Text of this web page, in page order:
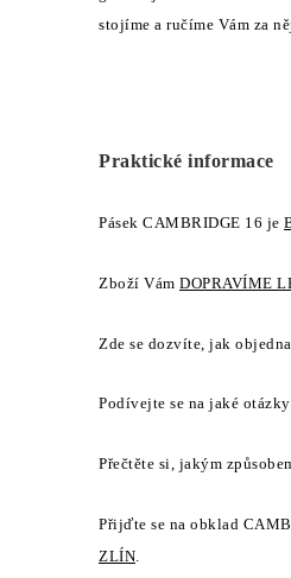
stojíme a ručíme Vám za
Praktické informace
Pásek CAMBRIDGE 16 je
Zboží Vám DOPRAVÍME
Zde se dozvíte, jak
Podívejte se na jaké otázky
Přečtěte si, jakým
Přijďte se na obklad
ZLÍN.